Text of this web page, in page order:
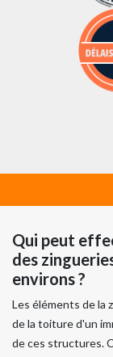
Qui peut
des
environs ?
Les éléments de la
de la toiture d'un
de ces structures.